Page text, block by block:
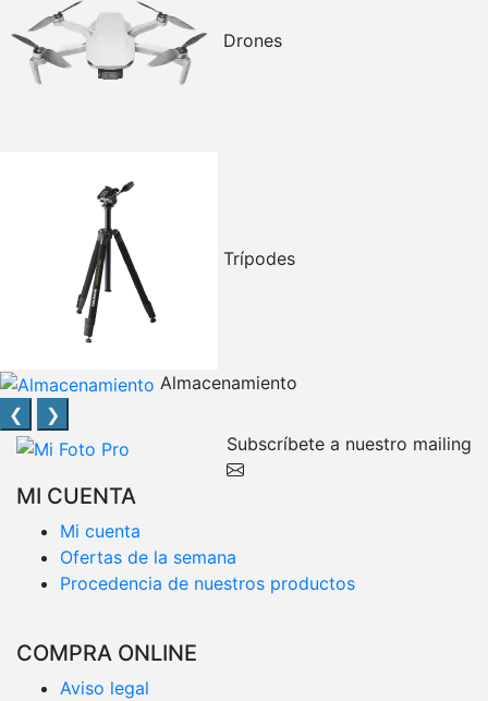
Drones
Trípodes
Almacenamiento
❮
❯
Subscríbete a nuestro mailing
MI CUENTA
Mi cuenta
Ofertas de la semana
Procedencia de nuestros productos
COMPRA ONLINE
Aviso legal